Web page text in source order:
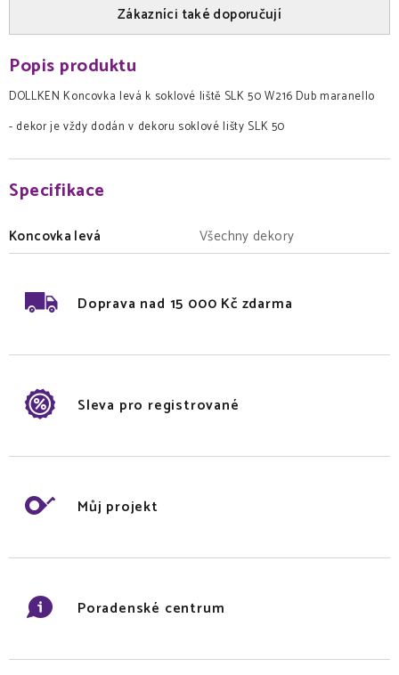
Zákazníci také doporučují
Popis produktu
DOLLKEN Koncovka levá k soklové liště SLK 50 W216 Dub maranello
- dekor je vždy dodán v dekoru soklové lišty SLK 50
Specifikace
Koncovka levá Všechny dekory
Doprava nad 15 000 Kč zdarma
Sleva pro registrované
Můj projekt
Poradenské centrum